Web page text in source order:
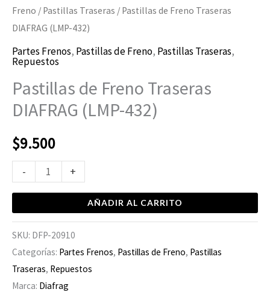
Freno / Pastillas Traseras / Pastillas de Freno Traseras
DIAFRAG (LMP-432)
Partes Frenos, Pastillas de Freno, Pastillas Traseras,
Repuestos
Pastillas de Freno Traseras
DIAFRAG (LMP-432)
$9.500
- +
AÑADIR AL CARRITO
SKU: DFP-20910
Categorías: Partes Frenos, Pastillas de Freno, Pastillas
Traseras, Repuestos
Marca: Diafrag